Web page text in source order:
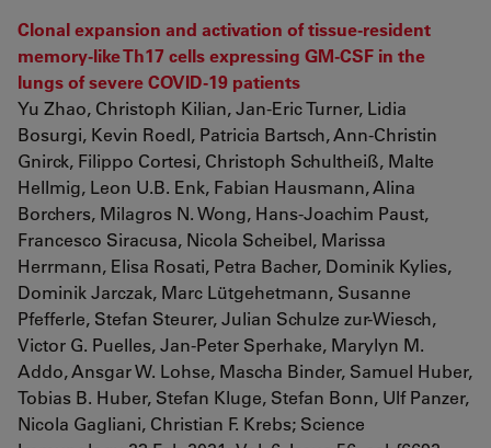
Clonal expansion and activation of tissue-resident
memory-like Th17 cells expressing GM-CSF in the
lungs of severe COVID-19 patients
Yu Zhao, Christoph Kilian, Jan-Eric Turner, Lidia
Bosurgi, Kevin Roedl, Patricia Bartsch, Ann-Christin
Gnirck, Filippo Cortesi, Christoph Schultheiß, Malte
Hellmig, Leon U.B. Enk, Fabian Hausmann, Alina
Borchers, Milagros N. Wong, Hans-Joachim Paust,
Francesco Siracusa, Nicola Scheibel, Marissa
Herrmann, Elisa Rosati, Petra Bacher, Dominik Kylies,
Dominik Jarczak, Marc Lütgehetmann, Susanne
Pfefferle, Stefan Steurer, Julian Schulze zur-Wiesch,
Victor G. Puelles, Jan-Peter Sperhake, Marylyn M.
Addo, Ansgar W. Lohse, Mascha Binder, Samuel Huber,
Tobias B. Huber, Stefan Kluge, Stefan Bonn, Ulf Panzer,
Nicola Gagliani, Christian F. Krebs; Science